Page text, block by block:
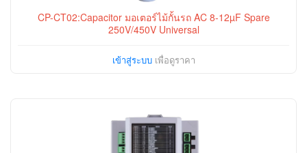
CP-CT02:Capacitor มอเตอร์ไม้กั้นรถ AC 8-12µF Spare
250V/450V Universal
เข้าสู่ระบบเพื่อดูราคา